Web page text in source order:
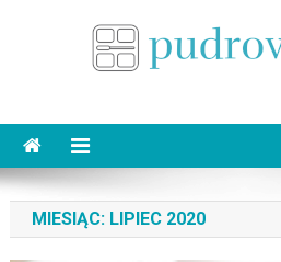
MIESIĄC: LIPIEC 2020